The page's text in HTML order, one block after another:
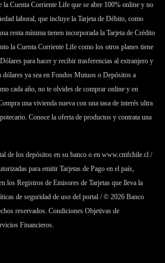
la Cuenta Corriente Life que se abre 100% online y no
laboral, que incluye la Tarjeta de Débito, como
renta mínima tienen incorporada la Tarjeta de Crédito
la Cuenta Corriente Life como los otros planes tiene
para hacer y recibir trasferencias al extranjero y
ya sea en Fondos Mutuos o Depósitos a
cada año, no te olvides de comprar online y en
una vivienda nueva con una tasa de interés ultra
. Conoce la oferta de productos y contrata una
de los depósitos en su banco o en www.cmfchile.cl /
para emitir Tarjetas de Pago en el país,
los Registros de Emisores de Tarjetas que lleva la
de seguridad de uso del portal / © 2026 Banco
reservados. Condiciones Objetivas de
Financieros.